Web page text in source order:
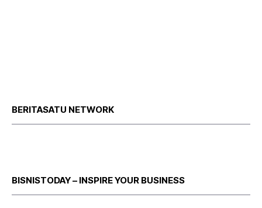
BERITASATU NETWORK
BISNISTODAY – INSPIRE YOUR BUSINESS